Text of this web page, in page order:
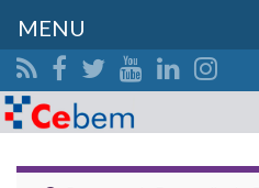
Search for:
MENU